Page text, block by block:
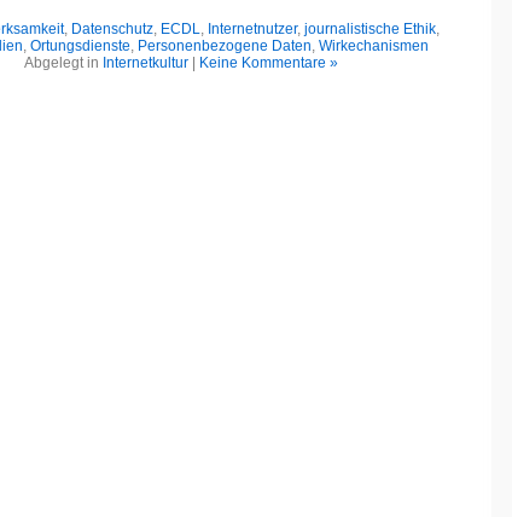
, Datenschutz, ECDL, Internetnutzer, journalistische Ethik,
, Ortungsdienste, Personenbezogene Daten, Wirkechanismen
Abgelegt in Internetkultur Keine Kommentare »